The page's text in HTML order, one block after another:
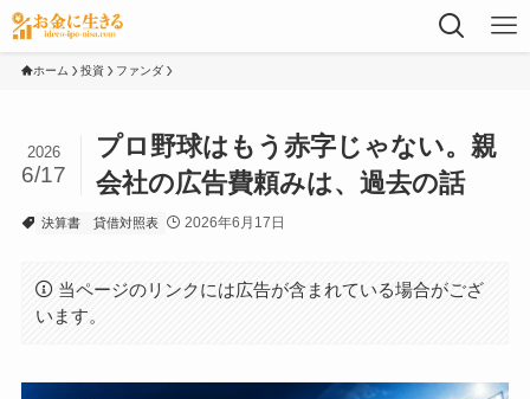
ホーム 投資 ファンダ
プロ野球はもう赤字じゃない。親
会社の広告費頼みは、過去の話
2026
6/17
決算書 貸借対照表 2026年6月17日
当ページのリンクには広告が含まれている場合がござ
います。